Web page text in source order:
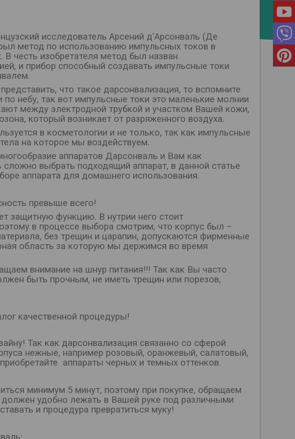
исследователь Арсений д'Арсонваль (Де
метод по использованию импульсных токов в
В честь изобретателя метод был назван
и прибор способный создавать импульсные токи
что такое дарсонвализация, то вспомните
по небу, так вот импульсные токи это маленькие молнии
между электродной трубкой и участком Вашей кожи,
который возникает от разряженного воздуха.
в косметологии и не только, так как импульсные
на которое мы воздействуем.
аппаратов Дарсонваль и Вам как
выбрать подходящий аппарат, в данной статье
аппарата для домашнего использования.
превыше всего!
защитную функцию. В нутрии него стоит
в процессе выбора смотрим, что корпус был –
без трещин и царапин, допускаются фирменные
область за которую мы держимся во время
внимание на шнур питания!!! Так как Вы часто
быть прочным, не иметь трещин или порезов,
качественной процедуры!
Так как дарсонвализация связанно со сферой
нежные, например розовый, оранжевый, салатовый,
аппараты черных и темных оттенков.
минимум 5 минут, поэтому при покупке, обращаем
удобно лежать в Вашей руке под различными
и процедура превратиться муку!